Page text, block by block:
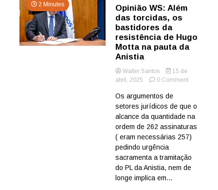
2 Minutes
Opinião WS: Além
das torcidas, os
bastidores da
resistência de Hugo
Motta na pauta da
Anistia
Walter Santos
15 de
abril, 2025
0 Commenton
Além
das
bastidores
resistência
de
Os argumentos de
setores jurídicos de que o
alcance da quantidade na
ordem de 262 assinaturas
( eram necessárias 257)
pedindo urgência
sacramenta a tramitação
do PL da Anistia, nem de
longe implica em...